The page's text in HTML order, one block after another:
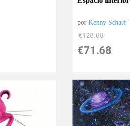
porKenny Scharf
€128.00
€71.68